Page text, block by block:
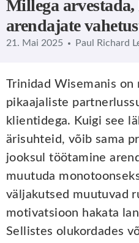
Millega
arendajate
21. Mai 2025 Paul Richard
Trinidad Wisemanis
pikaajaliste
klientidega. Kuigi see
ärisuhteid, võib sama
jooksul töötamine
muutuda
väljakutsed muutuvad
motivatsioon hakata
Sellistes olukordades